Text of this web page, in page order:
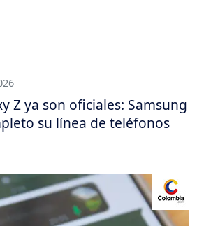
Z ya son oficiales: Samsung
su línea de teléfonos